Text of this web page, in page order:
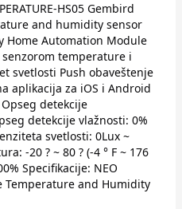
HS05 Gembird
and humidity sensor
Home Automation Module
temperature i
svetlosti Push obaveštenje
aplikacija za iOS i Android
detekcije
detekcije vlažnosti: 0%
svetlosti: 0Lux ~
-20 ? ~ 80 ? (-4 ° F ~ 176
Specifikacije: NEO
Temperature and Humidity